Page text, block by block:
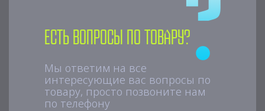
Есть вопросы по товару?
Мы ответим на все
интересующие вас вопросы по
товару, просто позвоните нам
по телефону